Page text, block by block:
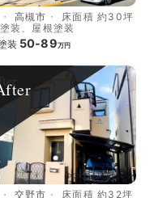
高槻市
床面積 約30坪
装、屋根塗装
装 50-89万円
交野市 床面積 約32坪